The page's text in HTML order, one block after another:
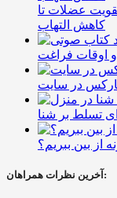
عضلات تا
کاهش التهاب
اوقات فراغت
تسلط بر شنا
از بین ببریم؟
آخرین نظرات همراهان: